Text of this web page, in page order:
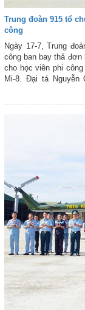
Trung đoàn 915 tổ
công
Ngày 17-7, Trung
công ban bay thả
cho học viên phi
Mi-8. Đại tá Nguyễn